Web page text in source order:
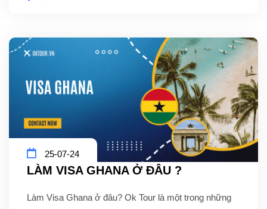
25-07-24
LÀM VISA GHANA Ở ĐÂU ?
Làm Visa Ghana ở đâu? Ok Tour là một trong những